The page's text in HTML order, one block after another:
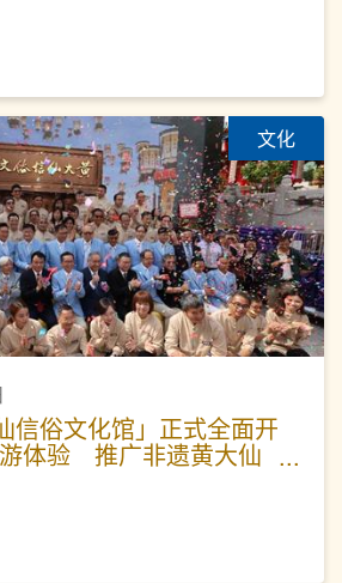
文化
信俗文化馆」正式全面开
体验 推广非遗黄大仙